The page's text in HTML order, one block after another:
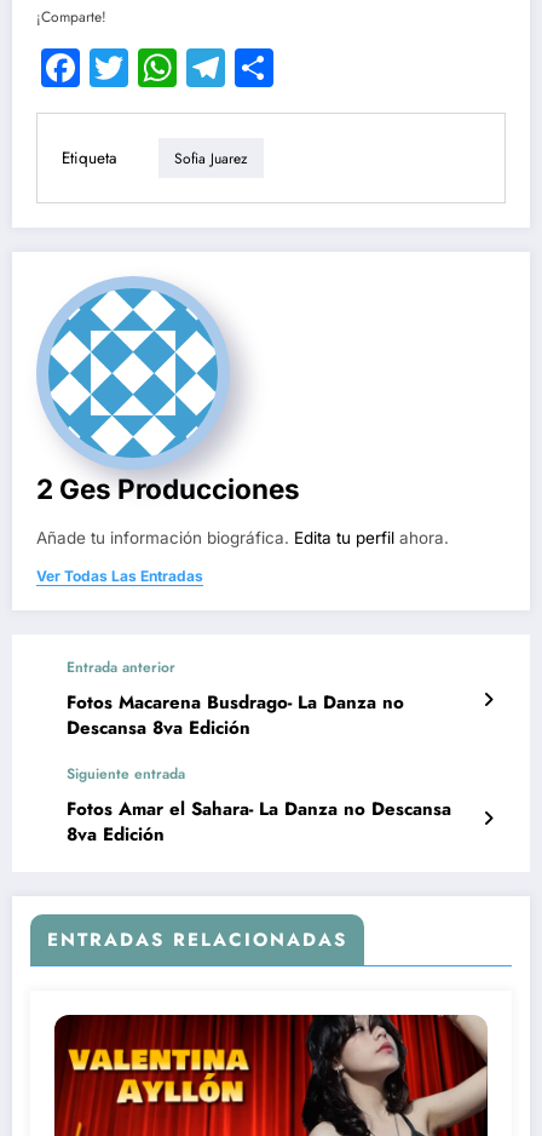
¡Comparte!
Facebook
TwitterWhatsApp
Telegram
Etiqueta Sofia Juarez
2 Ges Producciones
Añade tu información biográfica. Edita tu perfil ahora.
Ver Todas Las Entradas
Entrada anterior
Fotos Macarena Busdrago- La Danza no
Descansa 8va Edición
Siguiente entrada
Fotos Amar el Sahara- La Danza no Descansa
8va Edición
ENTRADAS RELACIONADAS